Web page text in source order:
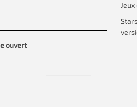
ouvert